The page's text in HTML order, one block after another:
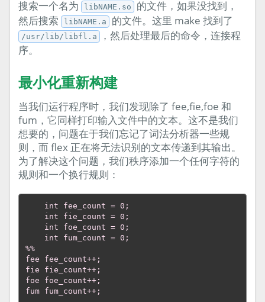
搜索一个名为
libNAME.so
的文件，如果没找到，
然后搜索
libNAME.a 的文件。这里 make 找到了
/usr/lib/libfl.a
，然后处理最后的命令，连接程
序。
最小化重新构建
当我们运行程序时，我们发现除了 fee,fie,foe 和
fum，它同样打印输入文件中的文本。这不是我们
想要的，问题在于我们忘记了词法分析器一些规
则，而 flex 正在将无法识别的文本传递到其输出。
为了解决这个问题，我们秩序添加一个任何字符的
规则和一个换行规则：
    int fee_count = 0;
    int fie_count = 0;
    int foe_count = 0;
    int fum_count = 0;
%%
fee fee_count++;
fie fie_count++;
foe foe_count++;
fum fum_count++;